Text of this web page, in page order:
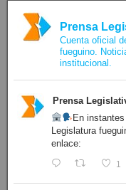
Prensa
Cuenta oficial
fueguino.
institucional.
Prensa
En
Legislatura
enlace:
1